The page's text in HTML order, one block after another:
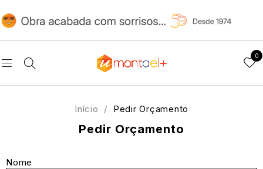
0
Pedir Orçamento
Início / Pedir Orçamento
Nome